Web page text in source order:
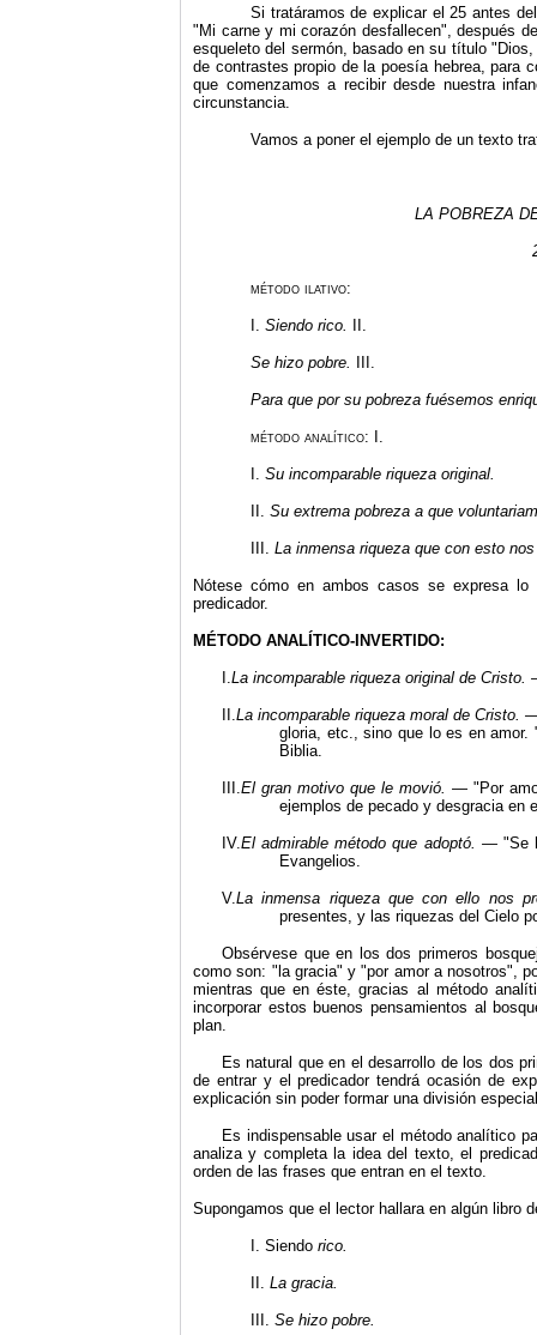
Si tratáramos de explicar el 25 antes
"Mi carne y mi corazón desfallecen", después
esqueleto del sermón, basado en su título "Dios,
de contrastes propio de la poesía hebrea, para
que comenzamos a recibir desde nuestra
circunstancia.
Vamos a poner el ejemplo de un texto
LA POBREZA
método ilativo:
I. Siendo rico. II.
Se hizo pobre. III.
Para que por su pobreza fuésemos
método analítico: I.
I. Su incomparable riqueza original.
II. Su extrema pobreza a que
III. La inmensa riqueza que con esto
Nótese cómo en ambos casos se expresa
predicador.
MÉTODO ANALÍTICO-INVERTIDO:
I.La incomparable riqueza original de
II.La incomparable riqueza moral de Cristo.
gloria, etc., sino que lo es en
Biblia.
III.El gran motivo que le movió. — "Por
ejemplos de pecado y desgracia en
IV.El admirable método que adoptó. — "Se
Evangelios.
V.La inmensa riqueza que con ello nos
presentes, y las riquezas del Cielo
Obsérvese que en los dos primeros
como son: "la gracia" y "por amor a nosotros",
mientras que en éste, gracias al método
incorporar estos buenos pensamientos al
plan.
Es natural que en el desarrollo de los dos
de entrar y el predicador tendrá ocasión de
explicación sin poder formar una división
Es indispensable usar el método analítico
analiza y completa la idea del texto, el
orden de las frases que entran en el texto.
Supongamos que el lector hallara en algún libro
I. Siendo rico.
II. La gracia.
III. Se hizo pobre.